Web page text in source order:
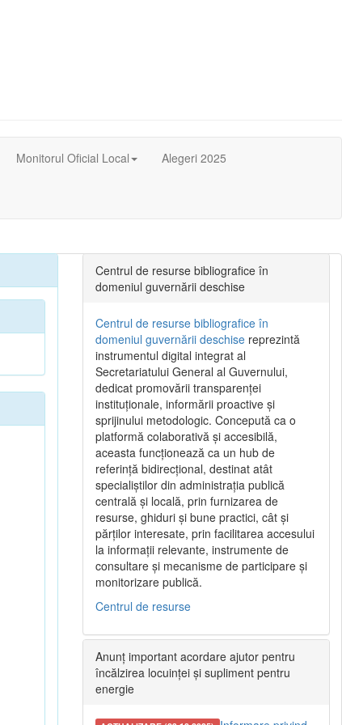
Monitorul Oficial Local Alegeri 2025
Centrul de resurse bibliografice în
domeniul guvernării deschise
Centrul de resurse bibliografice în
domeniul guvernării deschise reprezintă
instrumentul digital integrat al
Secretariatului General al Guvernului,
dedicat promovării transparenței
instituționale, informării proactive și
sprijinului metodologic. Concepută ca o
platformă colaborativă și accesibilă,
aceasta funcționează ca un hub de
referință bidirecțional, destinat atât
specialiștilor din administrația publică
centrală și locală, prin furnizarea de
resurse, ghiduri și bune practici, cât și
părților interesate, prin facilitarea accesului
la informații relevante, instrumente de
consultare și mecanisme de participare și
monitorizare publică.
Centrul de resurse
Anunț important acordare ajutor pentru
încălzirea locuinței și supliment pentru
energie